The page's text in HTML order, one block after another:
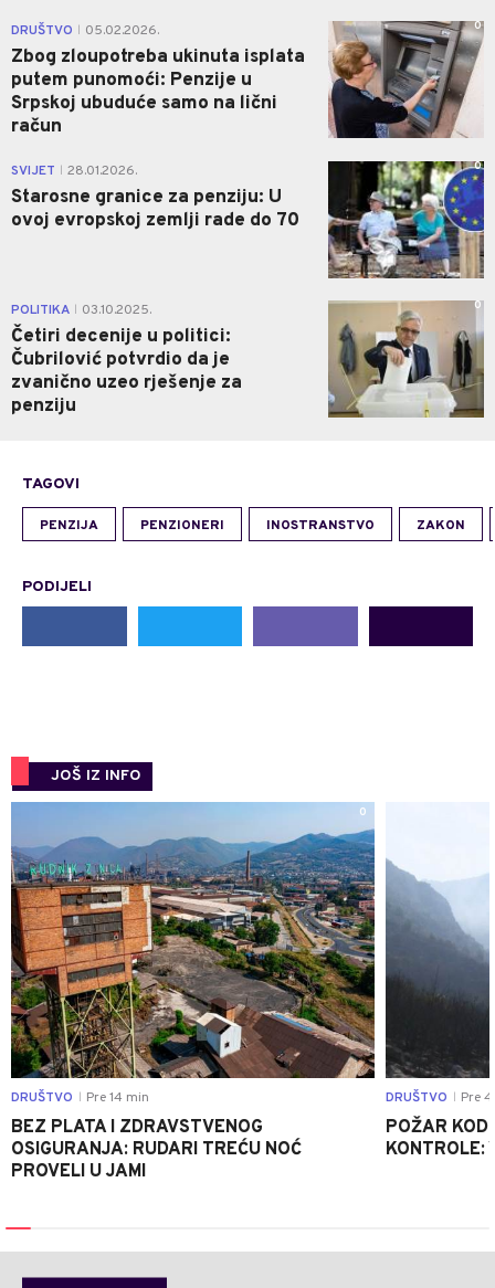
DRUŠTVO 05.02.2026.
Zbog zloupotreba ukinuta isplata
putem punomoći: Penzije u
Srpskoj ubuduće samo na lični
račun
0
SVIJET 28.01.2026.
Starosne granice za penziju: U
ovoj evropskoj zemlji rade do 70
0
POLITIKA 03.10.2025.
Četiri decenije u politici:
Čubrilović potvrdio da je
zvanično uzeo rješenje za
penziju
0
TAGOVI
PENZIJA PENZIONERI INOSTRANSTVO ZAKON
PODIJELI
JOŠ IZ INFO
0
DRUŠTVO Pre 14 min
BEZ PLATA I ZDRAVSTVENOG
OSIGURANJA: RUDARI TREĆU NOĆ
PROVELI U JAMI
DRUŠTVO Pre
POŽAR KOD
KONTROLE: